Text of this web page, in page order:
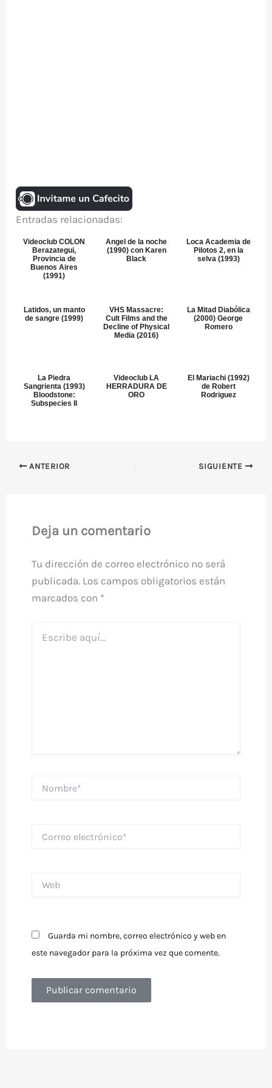
Entradas relacionadas:
Videoclub COLON
Berazategui,
Provincia de
Buenos Aires
(1991)
Angel de la noche
(1990) con Karen
Black
Loca Academia de
Pilotos 2, en la
selva (1993)
Latidos, un manto
de sangre (1999)
VHS Massacre:
Cult Films and the
Decline of Physical
Media (2016)
La Mitad Diabólica
(2000) George
Romero
La Piedra
Sangrienta (1993)
Bloodstone:
Subspecies II
Videoclub LA
HERRADURA DE
ORO
El Mariachi (1992)
de Robert
Rodriguez
ANTERIOR SIGUIENTE
Deja un comentario
Tu dirección de correo electrónico no será
publicada. Los campos obligatorios están
marcados con *
aquí...
electrónico*
Guarda mi nombre, correo electrónico y web en
este navegador para la próxima vez que comente.